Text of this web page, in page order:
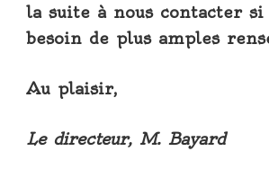
la suite à nous contacter si
besoin de plus amples
Au plaisir,
Le directeur, M. Bayard